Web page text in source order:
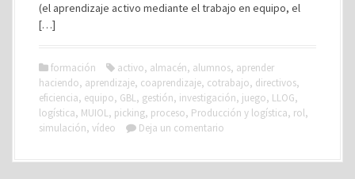
(el aprendizaje activo mediante el trabajo en equipo, el
[…]
formación activo, almacén, alumnos, aprender
haciendo, aprendizaje, coaprendizaje, cotrabajo, directivos,
eficiencia, equipo, GBL, gestión, investigación, juego, LLOG,
logística, MUIOL, picking, proceso, Producción y logística, rol,
simulación, vídeo Deja un comentario